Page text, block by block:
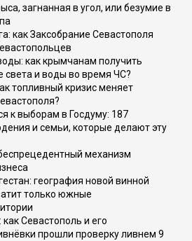
загнанная в угол, или безумие в
как Заксобрание Севастополя
как крымчанам получить
света и воды во время ЧС?
топливный кризис меняет
к выборам в Госдуму: 187
и семьи, которые делают эту
механизм
география новой винной
только южные
Севастополь и его
прошли проверку ливнем 9